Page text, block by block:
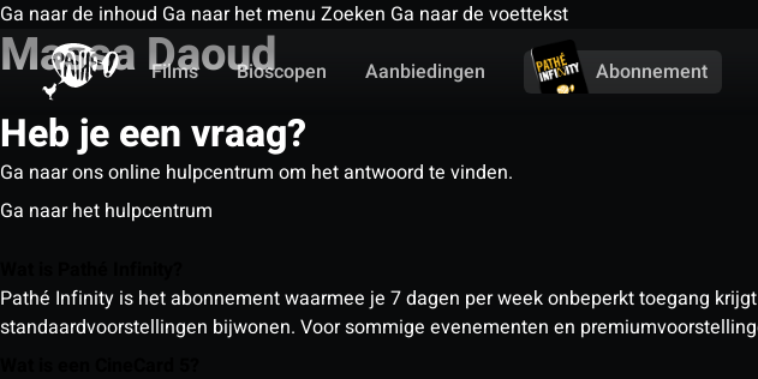
Ga naar de inhoud Ga naar het menu Zoeken Ga naar de voettekst
Films
Bioscopen Aanbiedingen Abonnement
Massa Daoud
Heb je een vraag?
Ga naar ons online hulpcentrum om het antwoord te vinden.
Ga naar het hulpcentrum
Pathé Infinity is het abonnement waarmee je 7 dagen per week onbeperkt toegang
standaardvoorstellingen bijwonen. Voor sommige evenementen en